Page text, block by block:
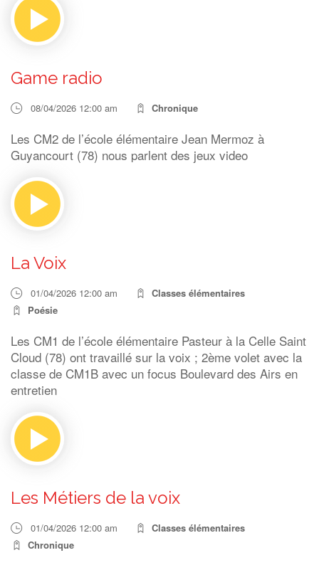
Game radio
08/04/2026 12:00 am Chronique
Les CM2 de l’école élémentaire Jean Mermoz à
Guyancourt (78) nous parlent des jeux video
La Voix
01/04/2026 12:00 am
Classes élémentaires
Poésie
Les CM1 de l’école élémentaire Pasteur à la Celle Saint
Cloud (78) ont travaillé sur la voix ; 2ème volet avec la
classe de CM1B avec un focus Boulevard des Airs en
entretien
Les Métiers de la voix
01/04/2026 12:00 am
Classes élémentaires
Chronique